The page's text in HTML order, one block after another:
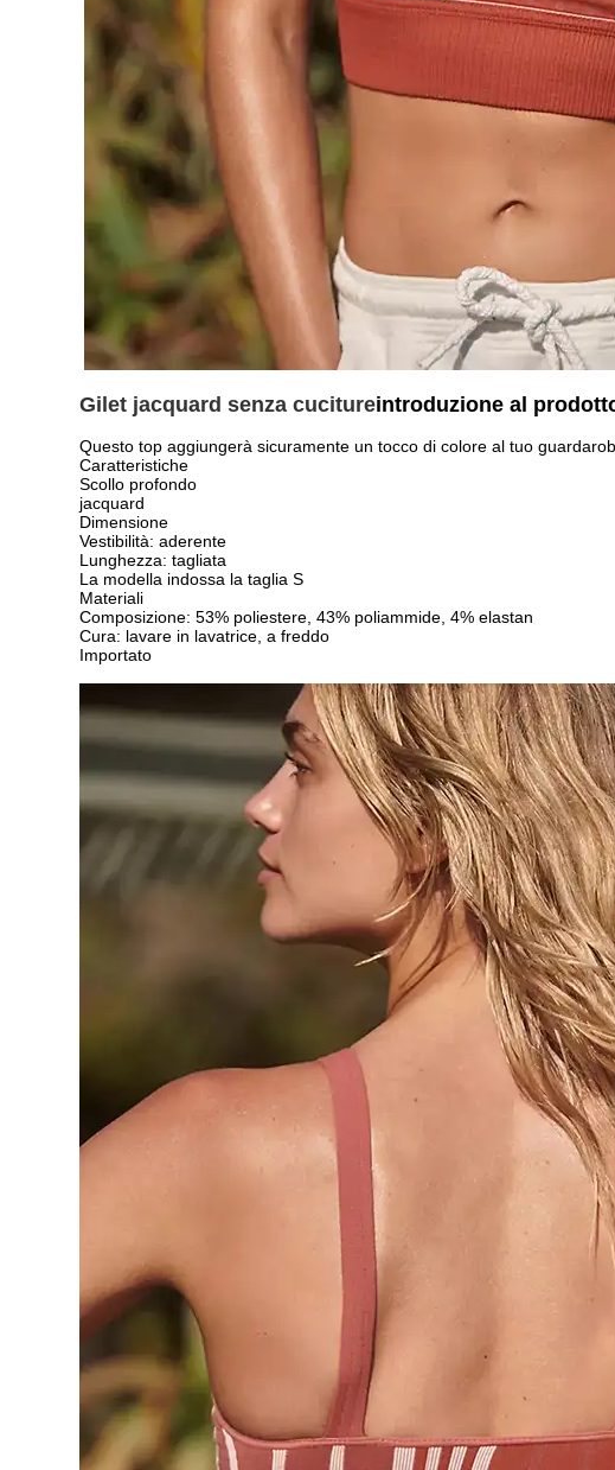
Gilet jacquard senza cucitureintroduzione al
Questo top aggiungerà sicuramente un tocco di colore al tuo
Caratteristiche
Scollo profondo
jacquard
Dimensione
Vestibilità: aderente
Lunghezza: tagliata
La modella indossa la taglia S
Materiali
Composizione: 53% poliestere, 43% poliammide, 4% elastan
Cura: lavare in lavatrice, a freddo
Importato